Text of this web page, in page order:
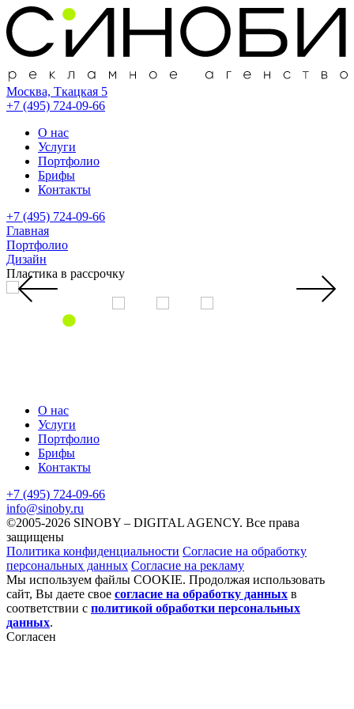
Москва, Ткацкая 5
+7 (495) 724-09-66
О нас
Услуги
Портфолио
Брифы
Контакты
+7 (495) 724-09-66
Главная
Портфолио
Дизайн
Пластика в рассрочку
О нас
Услуги
Портфолио
Брифы
Контакты
+7 (495) 724-09-66
info@sinoby.ru
©2005-2026 SINOBY – DIGITAL AGENCY. Все права
защищены
Политика конфиденциальности Согласие на обработку
персональных данных Согласие на рекламу
Мы используем файлы COOKIE. Продолжая использовать
сайт, Вы даете свое согласие на обработку данных в
соответствии с политикой обработки персональных
данных.
Согласен